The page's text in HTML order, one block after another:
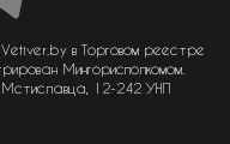
данных
cookieв Торговом реестре
Мингорисполкомом.
12-242 УНП